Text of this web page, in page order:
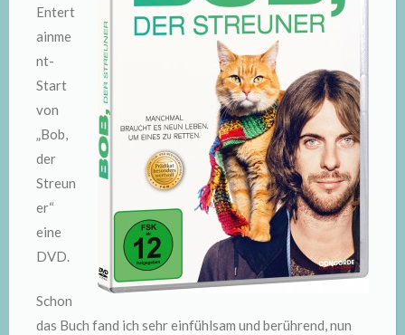
Entert
ainme
nt-
Start
von
„Bob,
der
Streun
er“
eine
DVD.
Schon
das Buch fand ich sehr einfühlsam und berührend, nun